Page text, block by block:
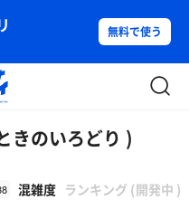
無料で使う
きのいろどり )
混雑度 ランキング (開発中 )